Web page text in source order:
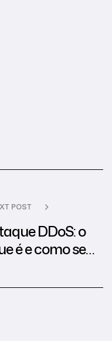
POST
DDoS: o
é e como se